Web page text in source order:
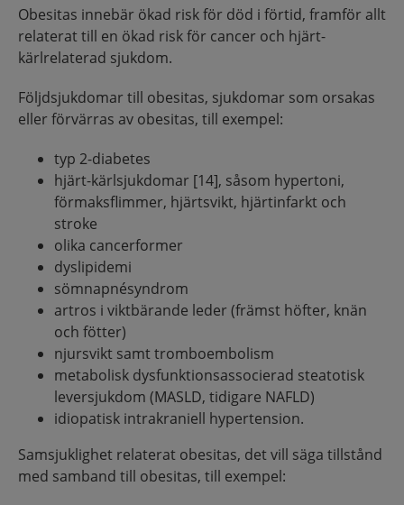
Obesitas innebär ökad risk för död i förtid, framför allt
relaterat till en ökad risk för cancer och hjärt-
kärlrelaterad sjukdom.
Följdsjukdomar till obesitas, sjukdomar som orsakas
eller förvärras av obesitas, till exempel:
typ 2-diabetes
hjärt-kärlsjukdomar [14], såsom hypertoni,
förmaksflimmer, hjärtsvikt, hjärtinfarkt och
stroke
olika cancerformer
dyslipidemi
sömnapnésyndrom
artros i viktbärande leder (främst höfter, knän
och fötter)
njursvikt samt tromboembolism
metabolisk dysfunktionsassocierad steatotisk
leversjukdom (MASLD, tidigare NAFLD)
idiopatisk intrakraniell hypertension.
Samsjuklighet relaterat obesitas, det vill säga tillstånd
med samband till obesitas, till exempel: